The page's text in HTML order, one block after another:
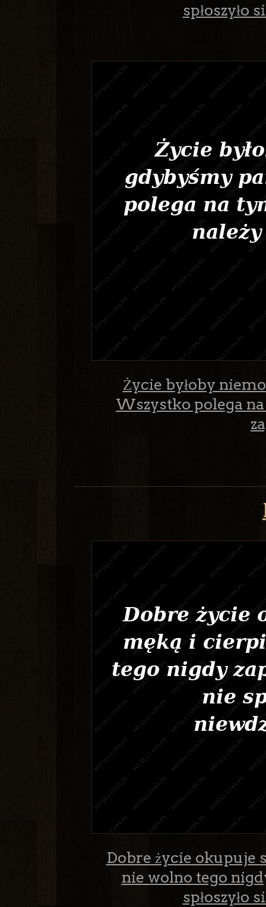
spłoszyło
Życie byłoby
Wszystko polega
Dobre życie okupuje
nie wolno tego
spłoszyło